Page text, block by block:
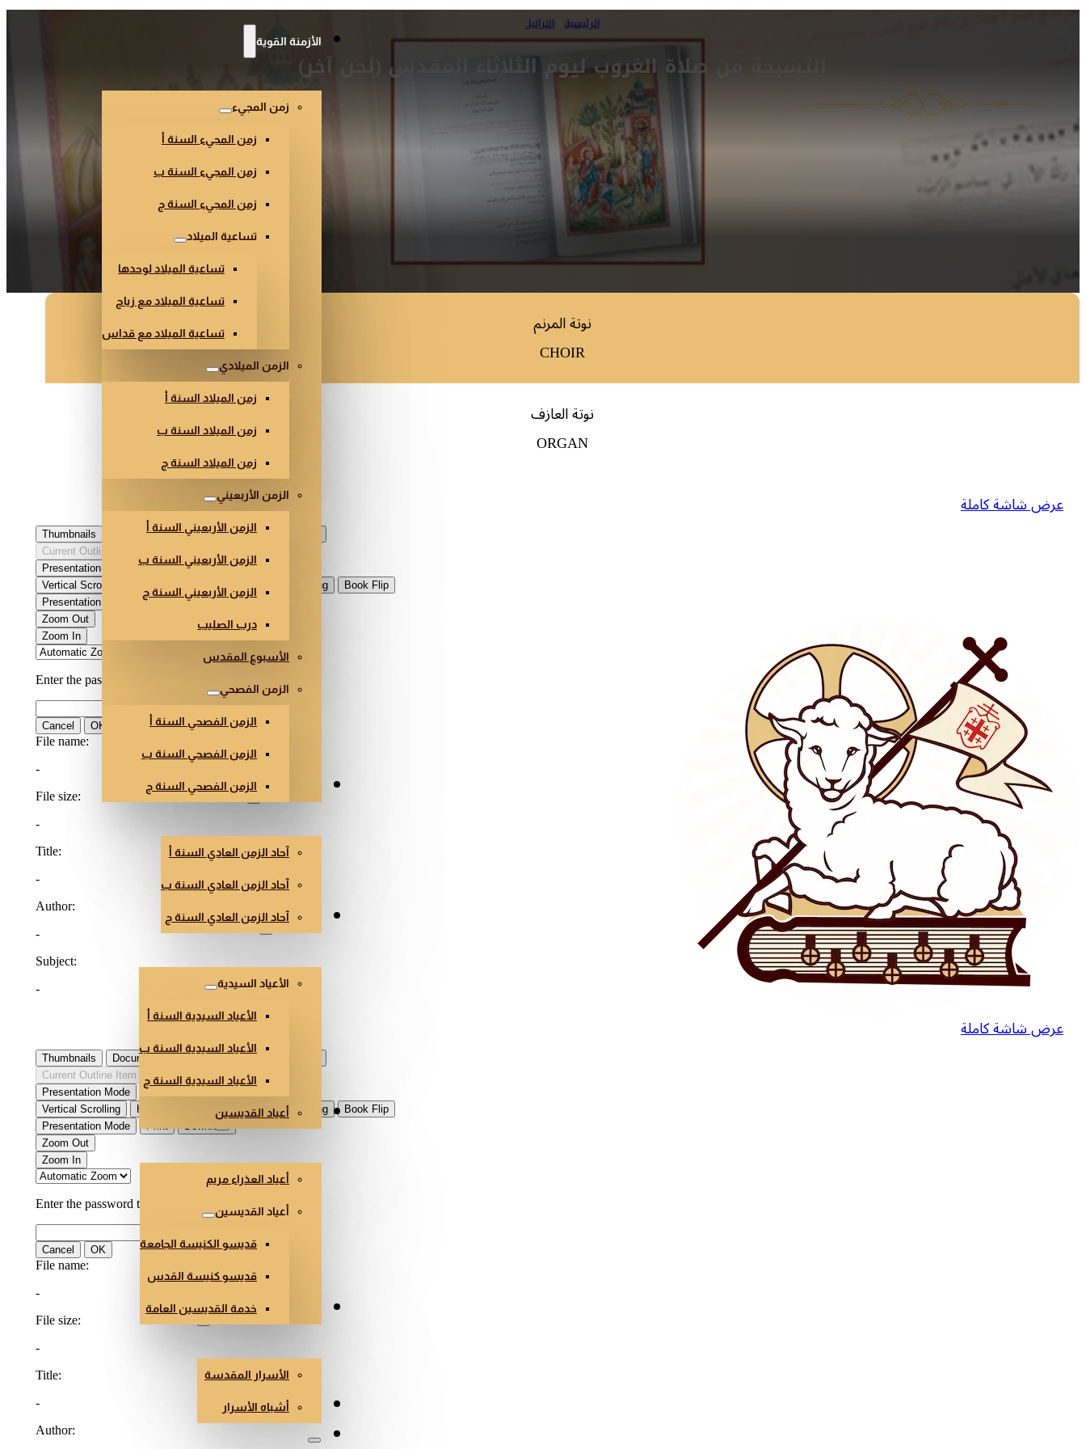
الأزمنة القوية
زمن المجيء
زمن المجيء السنة أ
زمن المجيء السنة ب
زمن المجيء السنة ج
تساعية الميلاد
تساعية الميلاد لوحدها
تساعية الميلاد مع زياح
تساعية الميلاد مع قداس
الزمن الميلادي
زمن الميلاد السنة أ
زمن الميلاد السنة ب
زمن الميلاد السنة ج
الزمن الأربعيني
الزمن الأربعيني السنة أ
الزمن الأربعيني السنة ب
الزمن الأربعيني السنة ج
درب الصليب
الأسبوع المقدس
الزمن الفصحي
الزمن الفصحي السنة أ
الزمن الفصحي السنة ب
الزمن الفصحي السنة ج الزمن العادي
آحاد الزمن العادي السنة أ
آحاد الزمن العادي السنة ب
آحاد الزمن العادي السنة جأعياد أخرى
الأعياد السيدية
الأعياد السيدية السنة أ
الأعياد السيدية السنة ب
الأعياد السيدية السنة ج
أعياد القديسين
العذراء والقديسون
أعياد العذراء مريم
أعياد القديسين
قديسو الكنيسة الجامعة
قديسو كنيسة القدس
خدمة القديسين العامةالأسرار وأشباه الأسرار
الأسرار المقدسة
أشباه الأسرار
هندسة وفن الكنائس
الرئيسية التراتيل
التسبحة من صلاة الغروب ليوم الثلاثاء المقدس (لحن آخر)
نوتة المرنم
CHOIR
نوتة العازف
ORGAN
عرض شاشة كاملة
عرض شاشة كاملة